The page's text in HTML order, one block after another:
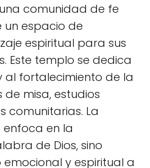
comunidad de fe
espacio de
espiritual para sus
Este templo se dedica
al fortalecimiento de la
misa, estudios
comunitarias. La
en la
de Dios, sino
y espiritual a